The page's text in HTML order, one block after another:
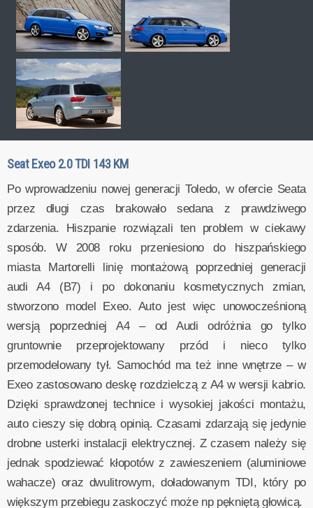
Seat Exeo 2.0 TDI 143 KM
Po wprowadzeniu nowej generacji Toledo, w ofercie Seata
przez długi czas brakowało sedana z prawdziwego
zdarzenia. Hiszpanie rozwiązali ten problem w ciekawy
sposób. W 2008 roku przeniesiono do hiszpańskiego
miasta Martorelli linię montażową poprzedniej generacji
audi A4 (B7) i po dokonaniu kosmetycznych zmian,
stworzono model Exeo. Auto jest więc unowocześnioną
wersją poprzedniej A4 – od Audi odróżnia go tylko
gruntownie przeprojektowany przód i nieco tylko
przemodelowany tył. Samochód ma też inne wnętrze – w
Exeo zastosowano deskę rozdzielczą z A4 w wersji kabrio.
Dzięki sprawdzonej technice i wysokiej jakości montażu,
auto cieszy się dobrą opinią. Czasami zdarzają się jedynie
drobne usterki instalacji elektrycznej. Z czasem należy się
jednak spodziewać kłopotów z zawieszeniem (aluminiowe
wahacze) oraz dwulitrowym, doładowanym TDI, który po
większym przebiegu zaskoczyć może np pękniętą głowicą.